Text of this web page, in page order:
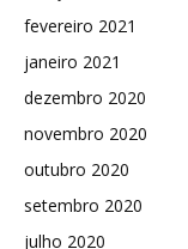
fevereiro 2021
janeiro 2021
dezembro 2020
novembro 2020
outubro 2020
setembro 2020
julho 2020